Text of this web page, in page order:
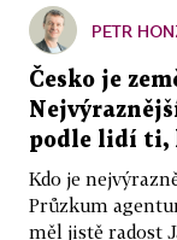
PETR
Česko je
podle lidí ti,
Kdo je
Průzkum
měl jistě radost